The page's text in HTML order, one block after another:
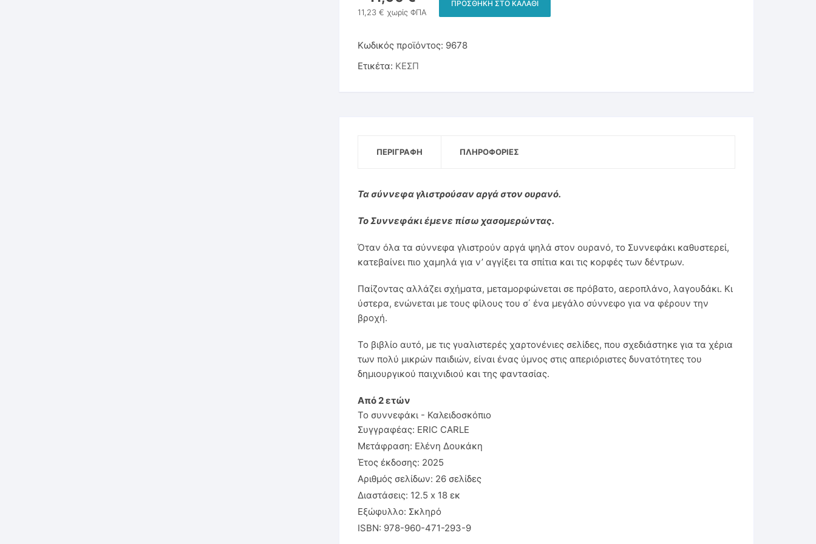
Παιχνίδια & Υλικά Εκπνοής
Στοματοκινητική Μυολειτουργική Θεραπεία
11,23 € χωρίς ΦΠΑ
Καλειδοσκόπιο
ΠΡΟΣΘΉΚΗ ΣΤΟ ΚΑΛΆΘΙ
Κωδικός προϊόντος: 9678
Ετικέτα: ΚΕΣΠ
ΠΕΡΙΓΡΑΦΉ ΠΛΗΡΟΦΟΡΊΕΣ
Τα σύννεφα γλιστρούσαν αργά στον ουρανό.
Το Συννεφάκι έμενε πίσω χασομερώντας.
Όταν όλα τα σύννεφα γλιστρούν αργά ψηλά στον ουρανό, το Συννεφάκι καθυστερεί,
κατεβαίνει πιο χαμηλά για ν’ αγγίξει τα σπίτια και τις κορφές των δέντρων.
Παίζοντας αλλάζει σχήματα, μεταμορφώνεται σε πρόβατο, αεροπλάνο, λαγουδάκι. Κι
ύστερα, ενώνεται με τους φίλους του σ΄ ένα μεγάλο σύννεφο για να φέρουν την
βροχή.
Το βιβλίο αυτό, με τις γυαλιστερές χαρτονένιες σελίδες, που σχεδιάστηκε για τα χέρια
των πολύ μικρών παιδιών, είναι ένας ύμνος στις απεριόριστες δυνατότητες του
δημιουργικού παιχνιδιού και της φαντασίας.
Από 2 ετών
Το συννεφάκι - Καλειδοσκόπιο
Συγγραφέας: ERIC CARLE
Μετάφραση: Ελένη Δουκάκη
Έτος έκδοσης: 2025
Αριθμός σελίδων: 26 σελίδες
Διαστάσεις: 12.5 x 18 εκ
Εξώφυλλο: Σκληρό
ISBN: 978-960-471-293-9